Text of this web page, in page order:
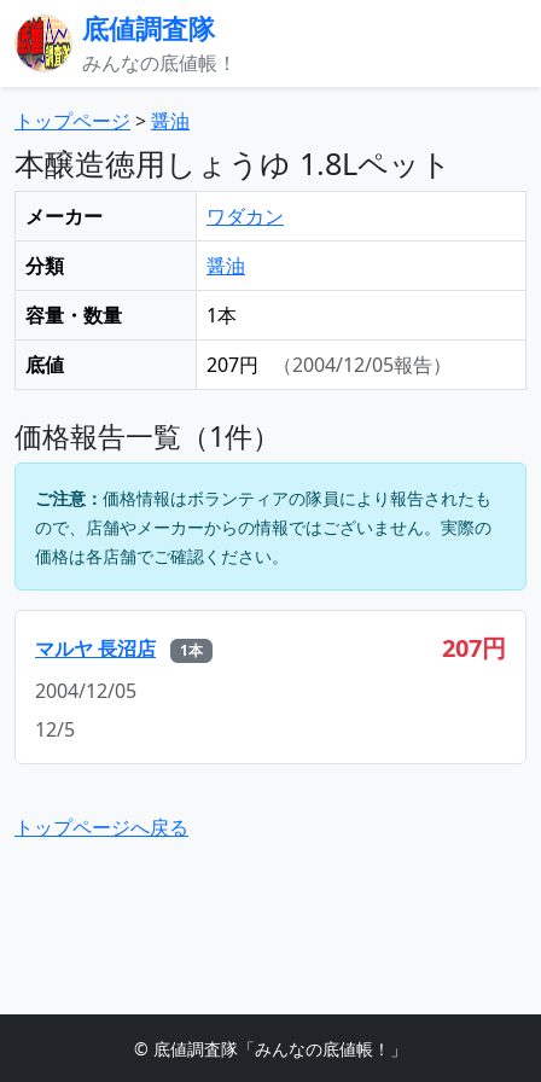
底値調査隊
みんなの底値帳！
トップページ >醤油
本醸造徳用しょうゆ 1.8Lペット
メーカー
ワダカン
分類
醤油
容量・数量
1本
底値
207円 （2004/12/05報告）
価格報告一覧（1件）
ご注意： 価格情報はボランティアの隊員により報告されたも
ので、店舗やメーカーからの情報ではございません。実際の
価格は各店舗でご確認ください。
マルヤ 長沼店 1本 207円
2004/12/05
12/5
トップページへ戻る
© 底値調査隊「みんなの底値帳！」